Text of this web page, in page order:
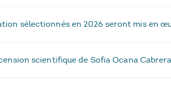
sélectionnés en 2026 seront mis en
scientifique de Sofia Ocana